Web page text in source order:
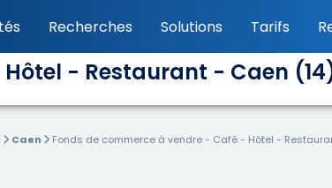
Recherches Solutions Tarifs
- Restaurant - Caen
Caen
Fonds de commerce à vendre - Café - Hôtel -